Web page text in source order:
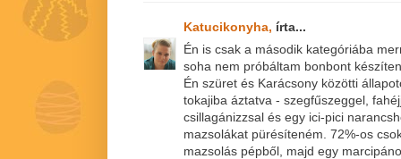
Katucikonyha, írta...
Én is csak a második kategóriába
soha nem próbáltam bonbont
Én szüret és Karácsony közötti
tokajiba áztatva - szegfűszeggel,
csillagánizzsal és egy ici-pici
mazsolákat pürésíteném. 72%-os
mazsolás pépből, majd egy